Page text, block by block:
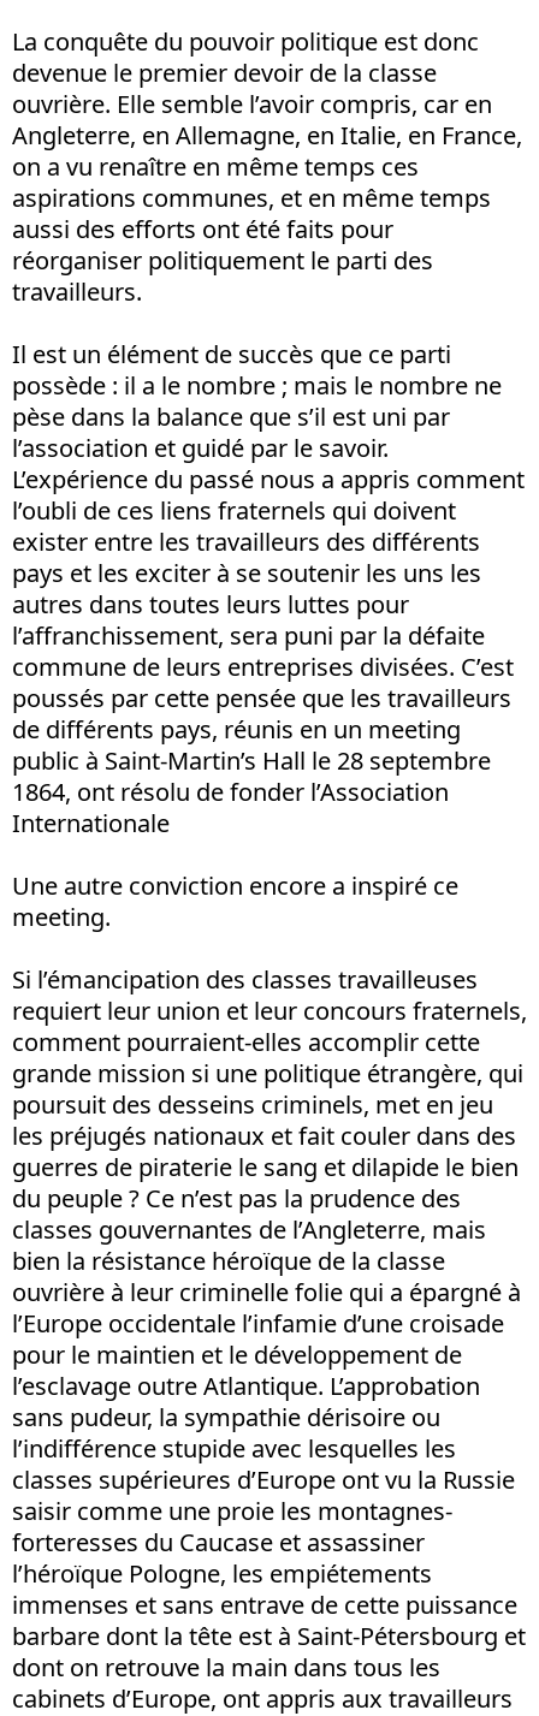
La conquête du pouvoir politique est donc
devenue le premier devoir de la classe
ouvrière. Elle semble l’avoir compris, car en
Angleterre, en Allemagne, en Italie, en France,
on a vu renaître en même temps ces
aspirations communes, et en même temps
aussi des efforts ont été faits pour
réorganiser politiquement le parti des
travailleurs.
Il est un élément de succès que ce parti
possède : il a le nombre ; mais le nombre ne
pèse dans la balance que s’il est uni par
l’association et guidé par le savoir.
L’expérience du passé nous a appris comment
l’oubli de ces liens fraternels qui doivent
exister entre les travailleurs des différents
pays et les exciter à se soutenir les uns les
autres dans toutes leurs luttes pour
l’affranchissement, sera puni par la défaite
commune de leurs entreprises divisées. C’est
poussés par cette pensée que les travailleurs
de différents pays, réunis en un meeting
public à Saint-Martin’s Hall le 28 septembre
1864, ont résolu de fonder l’Association
Internationale
Une autre conviction encore a inspiré ce
meeting.
Si l’émancipation des classes travailleuses
requiert leur union et leur concours fraternels,
comment pourraient-elles accomplir cette
grande mission si une politique étrangère, qui
poursuit des desseins criminels, met en jeu
les préjugés nationaux et fait couler dans des
guerres de piraterie le sang et dilapide le bien
du peuple ? Ce n’est pas la prudence des
classes gouvernantes de l’Angleterre, mais
bien la résistance héroïque de la classe
ouvrière à leur criminelle folie qui a épargné à
l’Europe occidentale l’infamie d’une croisade
pour le maintien et le développement de
l’esclavage outre Atlantique. L’approbation
sans pudeur, la sympathie dérisoire ou
l’indifférence stupide avec lesquelles les
classes supérieures d’Europe ont vu la Russie
saisir comme une proie les montagnes-
forteresses du Caucase et assassiner
l’héroïque Pologne, les empiétements
immenses et sans entrave de cette puissance
barbare dont la tête est à Saint-Pétersbourg et
dont on retrouve la main dans tous les
cabinets d’Europe, ont appris aux travailleurs